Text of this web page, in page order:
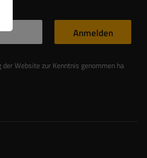
Website zur Kenntnis genommen habe
Anmelden